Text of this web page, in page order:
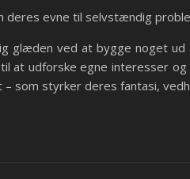
deres evne til selvstændig
glæden ved at bygge noget
at udforske egne interesser
– som styrker deres fantasi,